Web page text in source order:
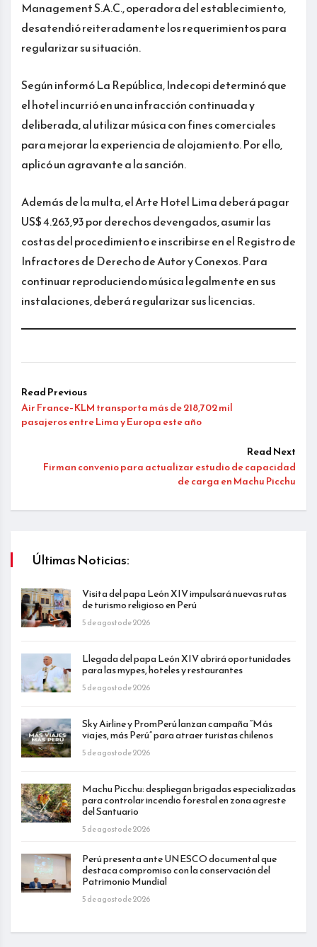
Management S.A.C., operadora del establecimiento,
desatendió reiteradamente los requerimientos para
regularizar su situación.
Según informó La República, Indecopi determinó que
el hotel incurrió en una infracción continuada y
deliberada, al utilizar música con fines comerciales
para mejorar la experiencia de alojamiento. Por ello,
aplicó un agravante a la sanción.
Además de la multa, el Arte Hotel Lima deberá pagar
US$ 4.263,93 por derechos devengados, asumir las
costas del procedimiento e inscribirse en el Registro de
Infractores de Derecho de Autor y Conexos. Para
continuar reproduciendo música legalmente en sus
instalaciones, deberá regularizar sus licencias.
Read Previous
Air France–KLM transporta más de 218,702 mil
pasajeros entre Lima y Europa este año
Read Next
Firman convenio para actualizar estudio de capacidad
de carga en Machu Picchu
Últimas Noticias:
Visita del papa León XIV impulsará nuevas rutas
de turismo religioso en Perú
5 de agosto de 2026
Llegada del papa León XIV abrirá oportunidades
para las mypes, hoteles y restaurantes
5 de agosto de 2026
Sky Airline y PromPerú lanzan campaña “Más
viajes, más Perú” para atraer turistas chilenos
5 de agosto de 2026
Machu Picchu: despliegan brigadas especializadas
para controlar incendio forestal en zona agreste
del Santuario
5 de agosto de 2026
Perú presenta ante UNESCO documental que
destaca compromiso con la conservación del
Patrimonio Mundial
5 de agosto de 2026